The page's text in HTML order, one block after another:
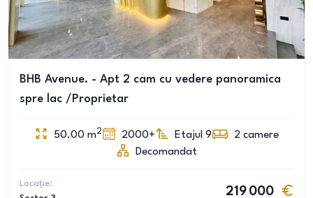
BHB Avenue. - Apt 2 cam cu vedere panoramica
spre lac /Proprietar
50.00 m2 2000+ Etajul 9 2 camere
Decomandat
Locație:
219 000